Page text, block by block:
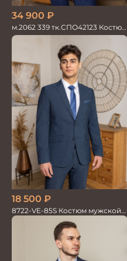
34 900 ₽
м.2062 339 тк.СПО42123 Костюм
мужской однотон красивый
18 500 ₽
8722-VE-85S Костюм мужской
двойка